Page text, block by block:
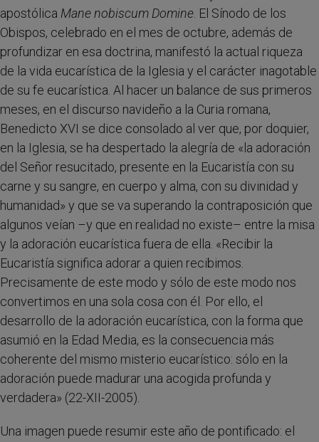
apostólica Mane nobiscum Domine . El Sínodo de los
Obispos, celebrado en el mes de octubre, además de
profundizar en esa doctrina, manifestó la actual riqueza
de la vida eucarística de la Iglesia y el carácter inagotable
de su fe eucarística. Al hacer un balance de sus primeros
meses, en el discurso navideño a la Curia romana,
Benedicto XVI se dice consolado al ver que, por doquier,
en la Iglesia, se ha despertado la alegría de «la adoración
del Señor resucitado, presente en la Eucaristía con su
carne y su sangre, en cuerpo y alma, con su divinidad y
humanidad» y que se va superando la contraposición que
algunos veían –y que en realidad no existe– entre la misa
y la adoración eucarística fuera de ella. «Recibir la
Eucaristía significa adorar a quien recibimos.
Precisamente de este modo y sólo de este modo nos
convertimos en una sola cosa con él. Por ello, el
desarrollo de la adoración eucarística, con la forma que
asumió en la Edad Media, es la consecuencia más
coherente del mismo misterio eucarístico: sólo en la
adoración puede madurar una acogida profunda y
verdadera» (22-XII-2005).
Una imagen puede resumir este año de pontificado: el